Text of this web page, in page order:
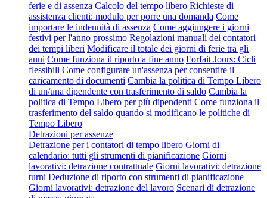
ferie e di assenza Calcolo del tempo libero Richieste di
assistenza clienti: modulo per porre una domanda Come
importare le indennità di assenza Come aggiungere i giorni
festivi per l'anno prossimo Regolazioni manuali dei contatori
dei tempi liberi Modificare il totale dei giorni di ferie tra gli
anni Come funziona il riporto a fine anno Forfait Jours: Cicli
flessibili Come configurare un'assenza per consentire il
caricamento di documenti Cambia la politica di Tempo Libero
di un/una dipendente con trasferimento di saldo Cambia la
politica di Tempo Libero per più dipendenti Come funziona il
trasferimento del saldo quando si modificano le politiche di
Tempo Libero
Detrazioni per assenze
Detrazione per i contatori di tempo libero Giorni di
calendario: tutti gli strumenti di pianificazione Giorni
lavorativi: detrazione contrattuale Giorni lavorativi: detrazione
turni Deduzione di riporto con strumenti di pianificazione
Giorni lavorativi: detrazione del lavoro Scenari di detrazione